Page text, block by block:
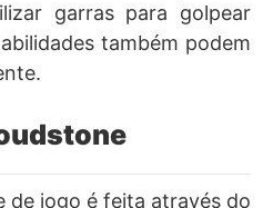
garras para golpear
também podem
de jogo é feita através do